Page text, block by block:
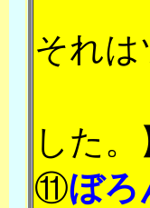
それ
した。
⑪ぼろ